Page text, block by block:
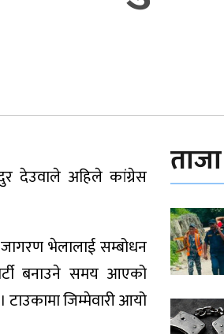
देउवाले अहिले कांग्रेस
भेलालाई सम्बोधन
बनाउने समय आएको
टाउकामा जिम्मेवारी आयो
ताजा